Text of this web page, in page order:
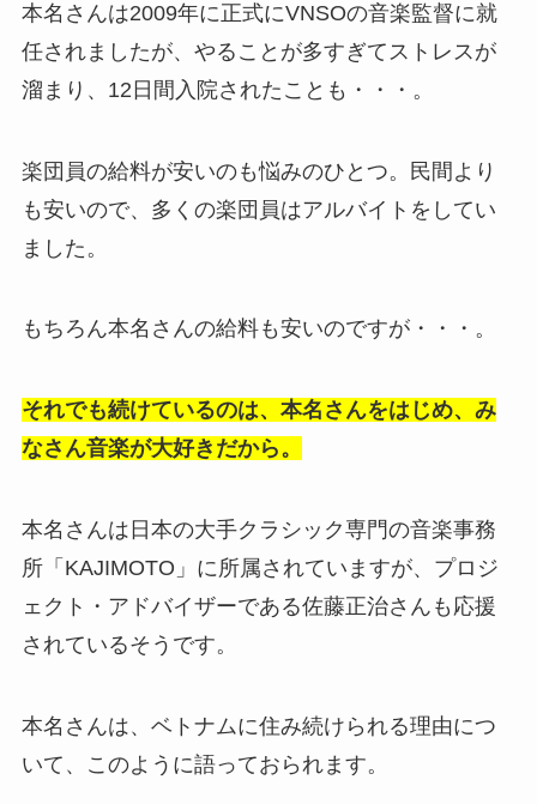
本名さんは2009年に正式にVNSOの音楽監督に就
任されましたが、やることが多すぎてストレスが
溜まり、12日間入院されたことも・・・。
楽団員の給料が安いのも悩みのひとつ。民間より
も安いので、多くの楽団員はアルバイトをしてい
ました。
もちろん本名さんの給料も安いのですが・・・。
それでも続けているのは、本名さんをはじめ、み
なさん音楽が大好きだから。
本名さんは日本の大手クラシック専門の音楽事務
所「KAJIMOTO」に所属されていますが、プロジ
ェクト・アドバイザーである佐藤正治さんも応援
されているそうです。
本名さんは、ベトナムに住み続けられる理由につ
いて、このように語っておられます。